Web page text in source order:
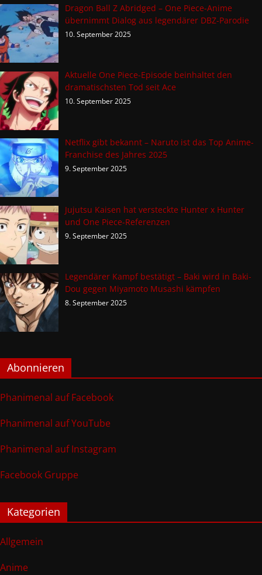
Dragon Ball Z Abridged – One Piece-Anime
übernimmt Dialog aus legendärer DBZ-Parodie
10. September 2025
Aktuelle One Piece-Episode beinhaltet den
dramatischsten Tod seit Ace
10. September 2025
Netflix gibt bekannt – Naruto ist das Top Anime-
Franchise des Jahres 2025
9. September 2025
Jujutsu Kaisen hat versteckte Hunter x Hunter
und One Piece-Referenzen
9. September 2025
Legendärer Kampf bestätigt – Baki wird in Baki-
Dou gegen Miyamoto Musashi kämpfen
8. September 2025
Abonnieren
Phanimenal auf Facebook
Phanimenal auf YouTube
Phanimenal auf Instagram
Facebook Gruppe
Kategorien
Allgemein
Anime